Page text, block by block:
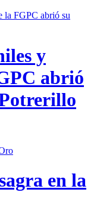
y
abrió
en la